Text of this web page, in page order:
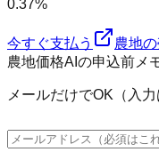
0.37%
今すぐ支払う 農地
農地価格AIの申込前メ
メールだけでOK（入